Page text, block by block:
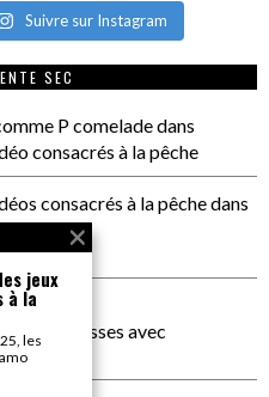
Suivre sur Instagram
SEC
P comeladedans
consacrés à la pêche
consacrés à la pêchedans
des classes avec
jeux
à la
les